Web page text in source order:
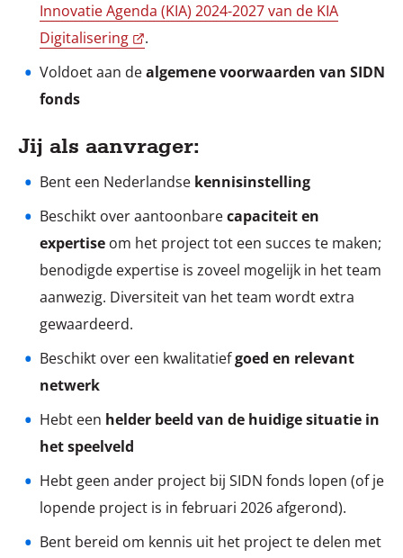
Innovatie Agenda (KIA) 2024-2027 van de KIA
Digitalisering
.
Voldoet aan dealgemene voorwaarden van SIDN
fonds
Jij als aanvrager:
Bent een Nederlandse kennisinstelling
Beschikt over aantoonbarecapaciteit en
expertise om het project tot een succes te maken;
benodigde expertise is zoveel mogelijk in het team
aanwezig. Diversiteit van het team wordt extra
gewaardeerd.
Beschikt over een kwalitatiefgoed en relevant
netwerk
Hebt een helder beeld van de huidige situatie in
het speelveld
Hebt geen ander project bij SIDN fonds lopen (of je
lopende project is in februari 2026 afgerond).
Bent bereid om kennis uit het project te delen met